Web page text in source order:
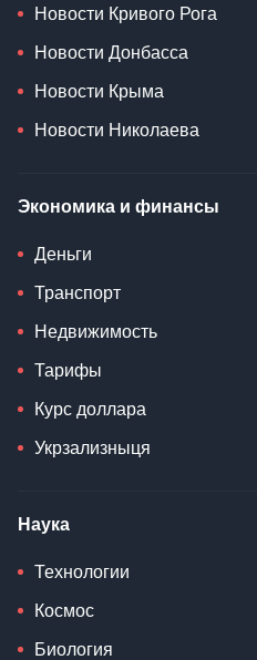
Новости Кривого Рога
Новости Донбасса
Новости Крыма
Новости Николаева
Экономика и финансы
Деньги
Транспорт
Недвижимость
Тарифы
Курс доллара
Укрзализныця
Наука
Технологии
Космос
Биология